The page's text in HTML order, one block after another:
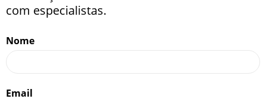
com especialistas.
Nome
Email